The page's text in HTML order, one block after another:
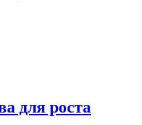
для роста